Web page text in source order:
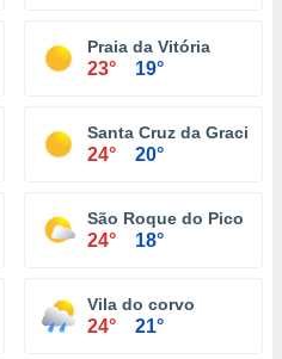
Praia da Vitória
23° 19°
Santa Cruz da Graciosa
24° 20°
São Roque do Pico
24° 18°
Vila do corvo
24° 21°